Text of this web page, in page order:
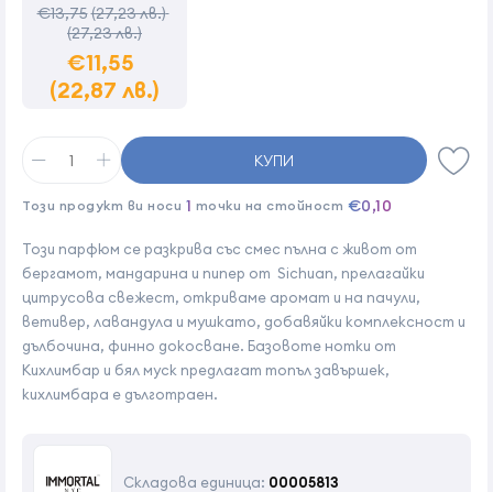
Този парфюм се разкрива със смес пълна с живот от
бергамот, мандарина и пипер от Sichuan, прелагайки
цитрусова свежест, откриваме аромат и на пачули,
ветивер, лавандула и мушкато, добавяйки комплексност и
дълбочина, финно докосване. Базовоте нотки от
Кихлимбар и бял муск предлагат топъл завършек,
кихлимбара е дълготраен.
Складова единица: 00005813
€13,75(27,23 лв.)
(27,23 лв.)
€11,55
(22,87 лв.)
КУПИ
Този продукт ви носи 1 точки на стойност €0,10